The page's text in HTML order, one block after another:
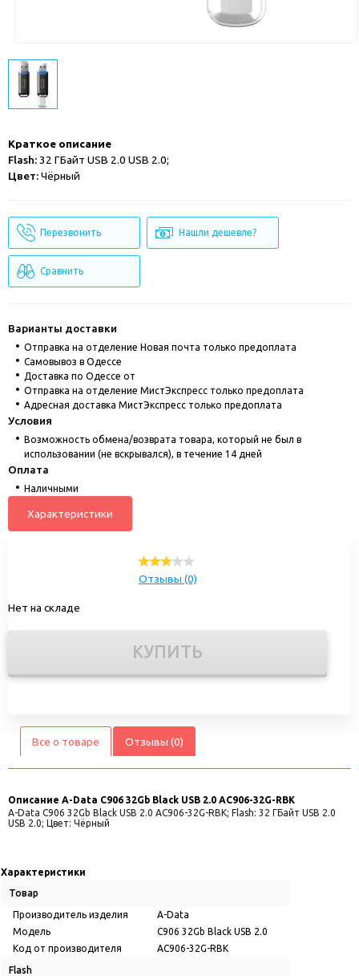
Краткое описание
Flash:32 ГБайт USB 2.0 USB 2.0;
Цвет:Чёрный
Перезвонить Нашли дешевле?
Сравнить
Варианты доставки
Отправка на отделение Новая почта только предоплата
Cамовывоз в Одессе
Доставка по Одессе от
Отправка на отделение МистЭкспресс только предоплата
Адресная доставка МистЭкспресс только предоплата
Условия
Возможность обмена/возврата товара, который не был в
использовании (не вскрывался), в течение 14 дней
Оплата
Наличными
Характеристики
Отзывы (0)
Нет на складе
КУПИТЬ
Все о товаре Отзывы (0)
Описание A-Data C906 32Gb Black USB 2.0 AC906-32G-RBK
A-Data C906 32Gb Black USB 2.0 AC906-32G-RBK; Flash: 32 ГБайт USB 2.0
USB 2.0; Цвет: Чёрный
Характеристики
Товар
Производитель изделия
A-Data
Модель
C906 32Gb Black USB 2.0
Код от производителя
AC906-32G-RBK
Flash